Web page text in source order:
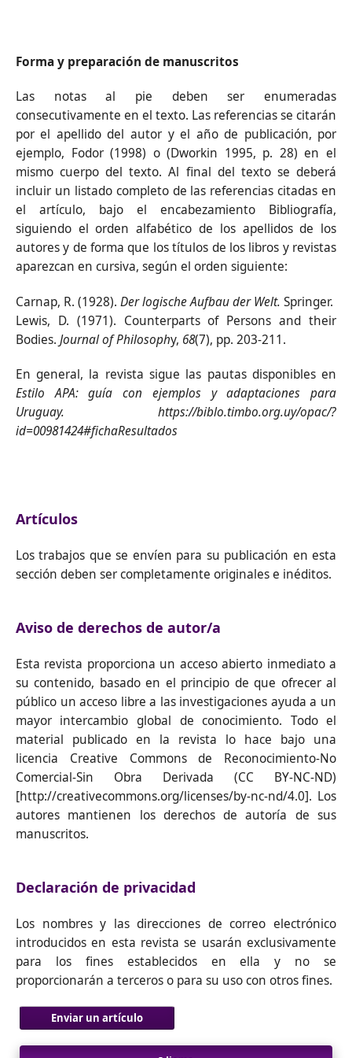
Forma y preparación de manuscritos
Las notas al pie deben ser enumeradas
consecutivamente en el texto. Las referencias se citarán
por el apellido del autor y el año de publicación, por
ejemplo, Fodor (1998) o (Dworkin 1995, p. 28) en el
mismo cuerpo del texto. Al final del texto se deberá
incluir un listado completo de las referencias citadas en
el artículo, bajo el encabezamiento Bibliografía,
siguiendo el orden alfabético de los apellidos de los
autores y de forma que los títulos de los libros y revistas
aparezcan en cursiva, según el orden siguiente:
Carnap, R. (1928). Der logische Aufbau der Welt. Springer.
Lewis, D. (1971). Counterparts of Persons and their
Bodies. Journal of Philosophy, 68(7), pp. 203-211.
En general, la revista sigue las pautas disponibles en
Estilo APA: guía con ejemplos y adaptaciones para
Uruguay. https://biblo.timbo.org.uy/opac/?
id=00981424#fichaResultados
Artículos
Los trabajos que se envíen para su publicación en esta
sección deben ser completamente originales e inéditos.
Aviso de derechos de autor/a
Esta revista proporciona un acceso abierto inmediato a
su contenido, basado en el principio de que ofrecer al
público un acceso libre a las investigaciones ayuda a un
mayor intercambio global de conocimiento. Todo el
material publicado en la revista lo hace bajo una
licencia Creative Commons de Reconocimiento-No
Comercial-Sin Obra Derivada (CC BY-NC-ND)
[http://creativecommons.org/licenses/by-nc-nd/4.0]. Los
autores mantienen los derechos de autoría de sus
manuscritos.
Declaración de privacidad
Los nombres y las direcciones de correo electrónico
introducidos en esta revista se usarán exclusivamente
para los fines establecidos en ella y no se
proporcionarán a terceros o para su uso con otros fines.
Enviar un artículo